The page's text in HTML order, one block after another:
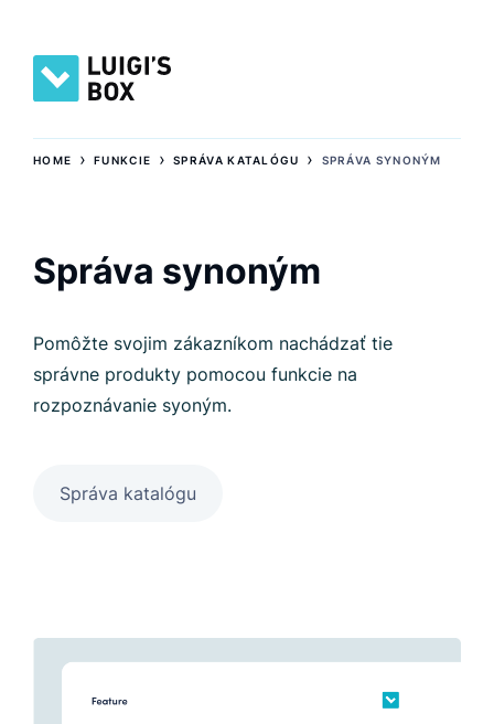
HOME ›FUNKCIE ›SPRÁVA KATALÓGU › SPRÁVA SYNONÝM
Správa synoným
Pomôžte svojim zákazníkom nachádzať tie
správne produkty pomocou funkcie na
rozpoznávanie syoným.
Správa katalógu